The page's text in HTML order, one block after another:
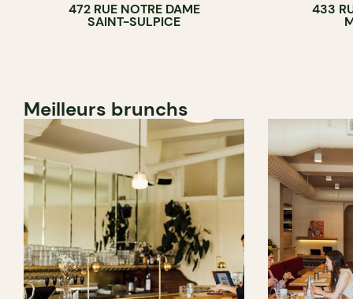
472 RUE NOTRE DAME
SAINT-SULPICE
433
Meilleurs brunchs